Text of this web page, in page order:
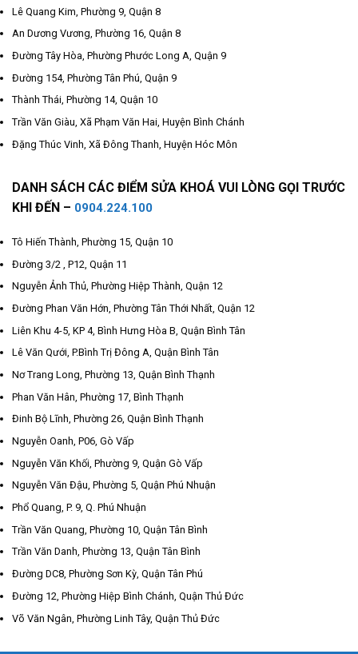
Lê Quang Kim, Phường 9, Quận 8
An Dương Vương, Phường 16, Quận 8
Đường Tây Hòa, Phường Phước Long A, Quận 9
Đường 154, Phường Tân Phú, Quận 9
Thành Thái, Phường 14, Quận 10
Trần Văn Giàu, Xã Phạm Văn Hai, Huyện Bình Chánh
Đặng Thúc Vinh, Xã Đông Thanh, Huyện Hóc Môn
DANH SÁCH CÁC ĐIỂM SỬA KHOÁ VUI LÒNG GỌI TRƯỚC
KHI ĐẾN – 0904.224.100
Tô Hiến Thành, Phường 15, Quận 10
Đường 3/2 , P12, Quận 11
Nguyễn Ảnh Thủ, Phường Hiệp Thành, Quận 12
Đường Phan Văn Hớn, Phường Tân Thới Nhất, Quận 12
Liên Khu 4-5, KP 4, Bình Hưng Hòa B, Quận Bình Tân
Lê Văn Qưới, P.Bình Trị Đông A, Quận Bình Tân
Nơ Trang Long, Phường 13, Quận Bình Thạnh
Phan Văn Hân, Phường 17, Bình Thạnh
Đinh Bộ Lĩnh, Phường 26, Quận Bình Thạnh
Nguyễn Oanh, P06, Gò Vấp
Nguyễn Văn Khối, Phường 9, Quận Gò Vấp
Nguyễn Văn Đậu, Phường 5, Quận Phú Nhuận
Phổ Quang, P. 9, Q. Phú Nhuận
Trần Văn Quang, Phường 10, Quận Tân Bình
Trần Văn Danh, Phường 13, Quận Tân Bình
Đường DC8, Phường Sơn Kỳ, Quận Tân Phú
Đường 12, Phường Hiệp Bình Chánh, Quận Thủ Đức
Võ Văn Ngân, Phường Linh Tây, Quận Thủ Đức